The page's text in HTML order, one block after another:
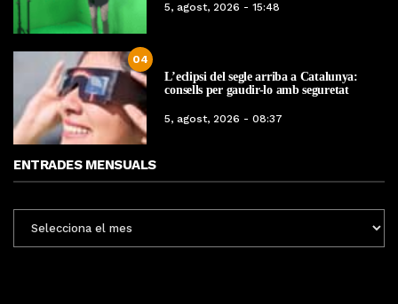
5, agost, 2026 - 15:48
04
L’eclipsi del segle arriba a Catalunya:
consells per gaudir-lo amb seguretat
5, agost, 2026 - 08:37
ENTRADES MENSUALS
MENSUALS